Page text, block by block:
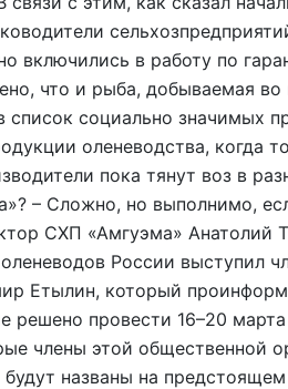
включились в работу по
что и рыба, добываемая
список социально значимых
оленеводства, когда
пока тянут воз в
– Сложно, но выполнимо,
СХП «Амгуэма» Анатолий
России выступил
Етылин, который
решено провести 16–20
члены этой общественной
названы на